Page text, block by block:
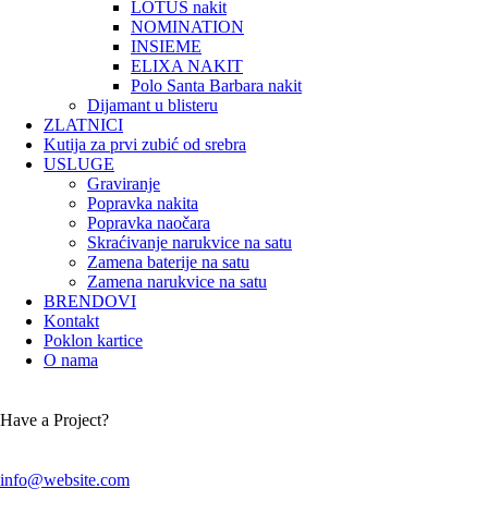
LOTUS nakit
NOMINATION
INSIEME
ELIXA NAKIT
Polo Santa Barbara nakit
Dijamant u blisteru
ZLATNICI
Kutija za prvi zubić od srebra
USLUGE
Graviranje
Popravka nakita
Popravka naočara
Skraćivanje narukvice na satu
Zamena baterije na satu
Zamena narukvice na satu
BRENDOVI
Kontakt
Poklon kartice
O nama
Have a Project?
info@website.com